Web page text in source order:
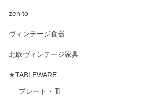
zen to
ヴィンテージ食器
北欧ヴィンテージ家具
★TABLEWARE
プレート・皿